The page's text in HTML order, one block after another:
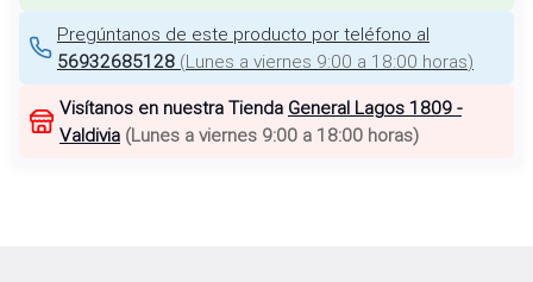
Pregúntanos de este producto por teléfono al
56932685128 (Lunes a viernes 9:00 a 18:00 horas)
Visítanos en nuestra Tienda General Lagos 1809 -
Valdivia (Lunes a viernes 9:00 a 18:00 horas)